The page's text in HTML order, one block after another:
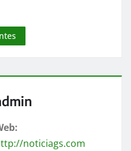
noticiags.com